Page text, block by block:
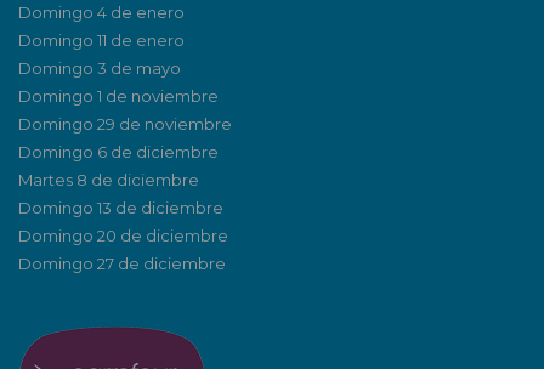
Domingo 4 de enero
Domingo 11 de enero
Domingo 3 de mayo
Domingo 1 de noviembre
Domingo 29 de noviembre
Domingo 6 de diciembre
Martes 8 de diciembre
Domingo 13 de diciembre
Domingo 20 de diciembre
Domingo 27 de diciembre